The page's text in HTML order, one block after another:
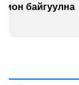
ургажээ